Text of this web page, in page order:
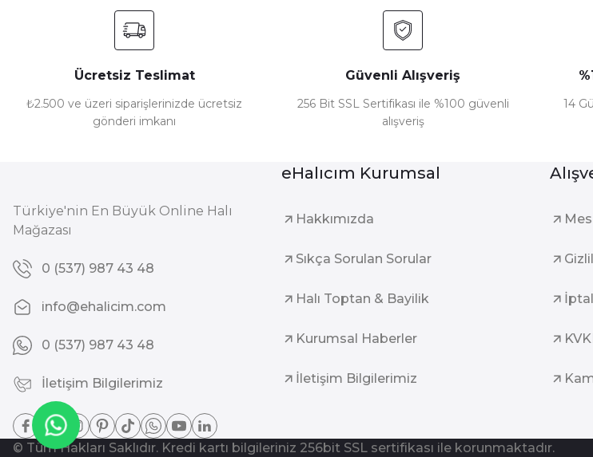
Bu ürüne benzer farklı alternatifler olmalı.
Ücretsiz Teslimat
₺2.500 ve üzeri siparişlerinizde ücretsiz
gönderi imkanı
Güvenli Alışveriş
256 Bit SSL Sertifikası ile %100 güvenli
alışveriş
14
Türkiye'nin En Büyük Online Halı
Mağazası
0 (537) 987 43 48
info@ehalicim.com
0 (537) 987 43 48
İletişim Bilgilerimiz
eHalıcım Kurumsal
Hakkımızda
Sıkça Sorulan Sorular
Halı Toptan & Bayilik
Kurumsal Haberler
İletişim Bilgilerimiz
© Tüm Hakları Saklıdır. Kredi kartı bilgileriniz 256bit SSL sertifikası ile korunmaktadır.